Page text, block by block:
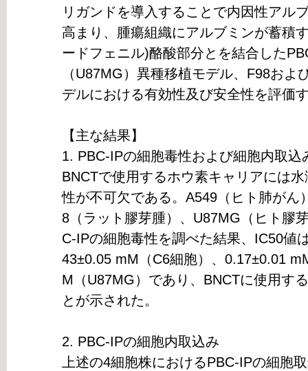
リガンドを導入することで内因性アル
高まり、腫瘍組織にアルブミンが蓄積
ードフェニル)酪酸部分とを結合した
（U87MG）異種移植モデル、F98およ
デルにおける有効性及び安全性を評価
【主な結果】
1. PBC-IPの細胞毒性および細胞内取込
BNCTで使用するホウ素キャリアには
性が不可欠である。A549（ヒト肺がん
8（ラット膠芽腫）、U87MG（ヒト膠
C-IPの細胞毒性を調べた結果、IC50値
43±0.05 mM（C6細胞）、0.17±0.01
M（U87MG）であり、BNCTに使用す
とが示された。
2. PBC-IPの細胞内取込み
上述の4細胞株におけるPBC-IPの細胞